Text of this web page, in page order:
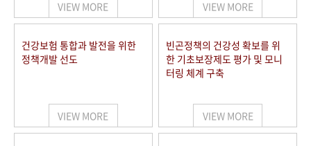
VIEW MORE VIEW MORE
건강보험 통합과 발전을 위한
정책개발 선도
VIEW MORE
빈곤정책의 건강성 확보를 위
한 기초보장제도 평가 및 모니
터링 체계 구축
VIEW MORE